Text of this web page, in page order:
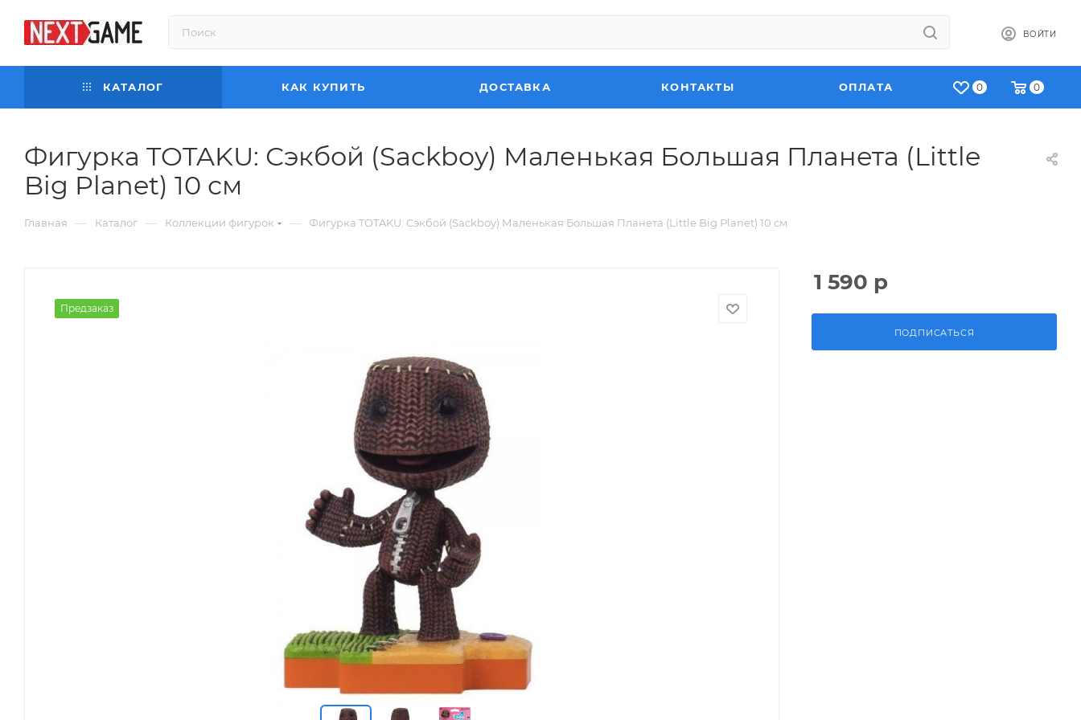
ВОЙТИ
0 0
КАТАЛОГ КАК КУПИТЬ ДОСТАВКА КОНТАКТЫ ОПЛАТА
Фигурка TOTAKU: Сэкбой (Sackboy) Маленькая Большая Планета (Little
Big Planet) 10 см
Главная — Каталог — Коллекции фигурок — Фигурка TOTAKU: Сэкбой (Sackboy) Маленькая Большая Планета (Little Big Planet) 10 см
Предзаказ
1 590 р
ПОДПИСАТЬСЯ